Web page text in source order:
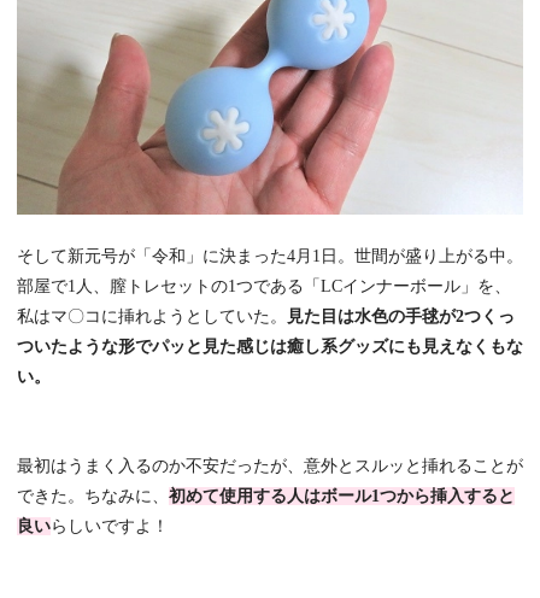
そして新元号が「令和」に決まった4月1日。世間が盛り上がる中。
部屋で1人、膣トレセットの1つである「LCインナーボール」を、
私はマ〇コに挿れようとしていた。
見た目は水色の手毬が2つくっ
ついたような形でパッと見た感じは癒し系グッズにも見えなくもな
い。
最初はうまく入るのか不安だったが、意外とスルッと挿れることが
できた。ちなみに、 初めて使用する人はボール1つから挿入すると
良いらしいですよ！